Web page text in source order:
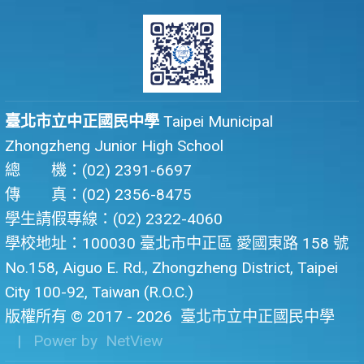
臺北市立中正國民中學 Taipei Municipal
Zhongzheng Junior High School
總 機：(02) 2391-6697
傳 真：(02) 2356-8475
學生請假專線：(02) 2322-4060
學校地址：100030 臺北市中正區 愛國東路 158 號
No.158, Aiguo E. Rd., Zhongzheng District, Taipei
City 100-92, Taiwan (R.O.C.)
版權所有 © 2017 - 2026 臺北市立中正國民中學
| Power by NetView